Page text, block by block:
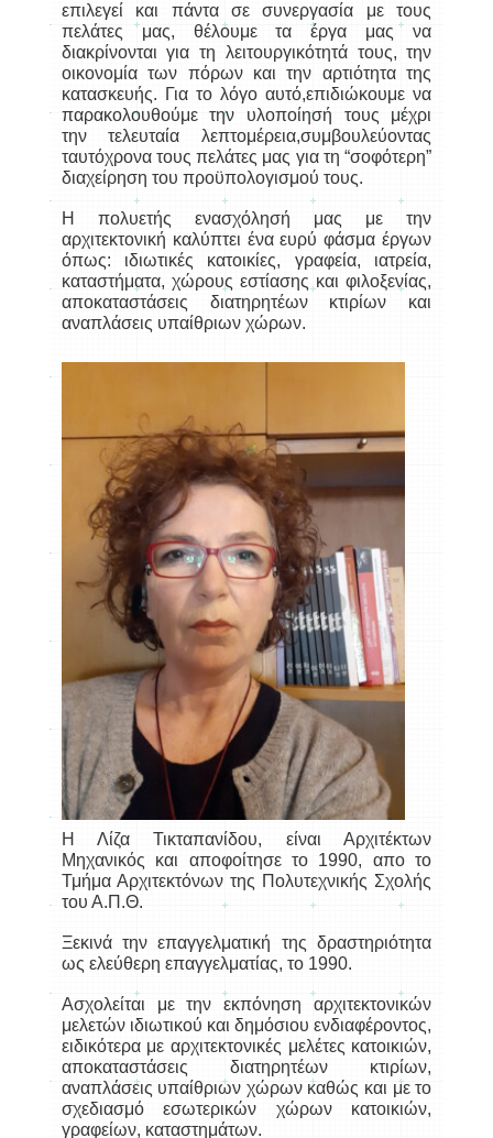
επιλεγεί και πάντα σε συνεργασία με τους
πελάτες μας, θέλουμε τα έργα μας να
διακρίνονται για τη λειτουργικότητά τους, την
οικονομία των πόρων και την αρτιότητα της
κατασκευής. Για το λόγο αυτό,επιδιώκουμε να
παρακολουθούμε την υλοποίησή τους μέχρι
την τελευταία λεπτομέρεια,συμβουλεύοντας
ταυτόχρονα τους πελάτες μας για τη “σοφότερη”
διαχείρηση του προϋπολογισμού τους.
Η πολυετής ενασχόλησή μας με την
αρχιτεκτονική καλύπτει ένα ευρύ φάσμα έργων
όπως: ιδιωτικές κατοικίες, γραφεία, ιατρεία,
καταστήματα, χώρους εστίασης και φιλοξενίας,
αποκαταστάσεις διατηρητέων κτιρίων και
αναπλάσεις υπαίθριων χώρων.
Η Λίζα Τικταπανίδου, είναι Αρχιτέκτων
Μηχανικός και αποφοίτησε το 1990, απο το
Τμήμα Αρχιτεκτόνων της Πολυτεχνικής Σχολής
του Α.Π.Θ.
Ξεκινά την επαγγελματική της δραστηριότητα
ως ελεύθερη επαγγελματίας, το 1990.
Ασχολείται με την εκπόνηση αρχιτεκτονικών
μελετών ιδιωτικού και δημόσιου ενδιαφέροντος,
ειδικότερα με αρχιτεκτονικές μελέτες κατοικιών,
αποκαταστάσεις διατηρητέων κτιρίων,
αναπλάσεις υπαίθριων χώρων καθώς και με το
σχεδιασμό εσωτερικών χώρων κατοικιών,
γραφείων, καταστημάτων.